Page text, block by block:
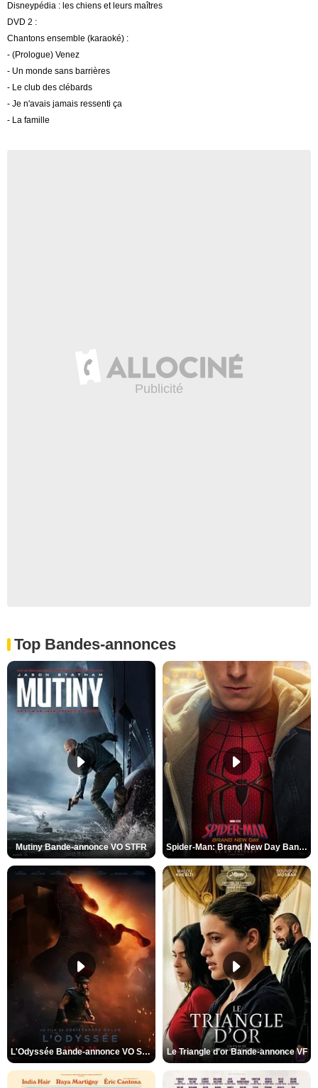
Disneypédia : les chiens et leurs maîtres
DVD 2 :
Chantons ensemble (karaoké) :
- (Prologue) Venez
- Un monde sans barrières
- Le club des clébards
- Je n'avais jamais ressenti ça
- La famille
Top Bandes-annonces
Mutiny Bande-annonce VO STFR Spider-Man: Brand New Day Bande-annonce VO STFR
L'Odyssée Bande-annonce VO STFR Le Triangle d'or Bande-annonce VF